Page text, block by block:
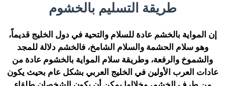
طريقة التسليم بالخشوم
إن المواية بالخشم عادة للسلام والتحية في دول الخليج قديماً،
وهو سلام الحشمة والسلام الشامخ، فالخشم دلالة للمجد
والشموخ والرفعة، وطريقة سلام المواية بالخشوم عادة من
عادات العرب الأولين في الخليج العربي بشكل عام بحيث يكون